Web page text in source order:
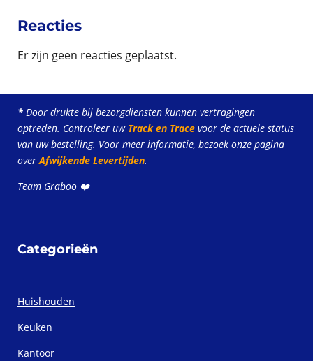
Reacties
Er zijn geen reacties geplaatst.
* Door drukte bij bezorgdiensten kunnen vertragingen
optreden. Controleer uw Track en Trace voor de actuele status
van uw bestelling. Voor meer informatie, bezoek onze pagina
overAfwijkende Levertijden.
Team Graboo ❤️
Categorieën
Huishouden
Keuken
Kantoor